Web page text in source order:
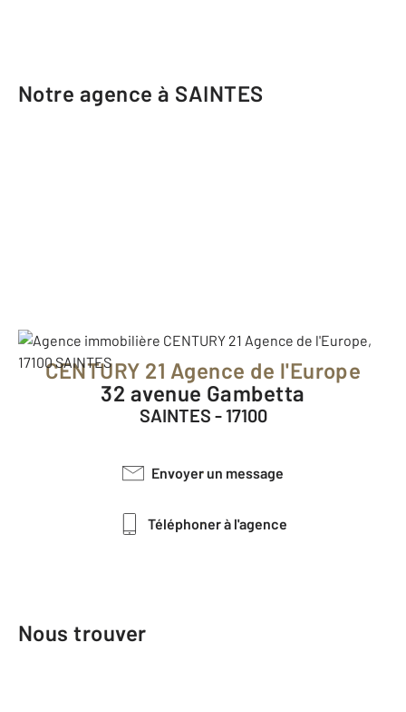
Notre agence à SAINTES
CENTURY 21 Agence de l'Europe
32 avenue Gambetta
SAINTES - 17100
Envoyer un message
Téléphoner à l'agence
Nous trouver